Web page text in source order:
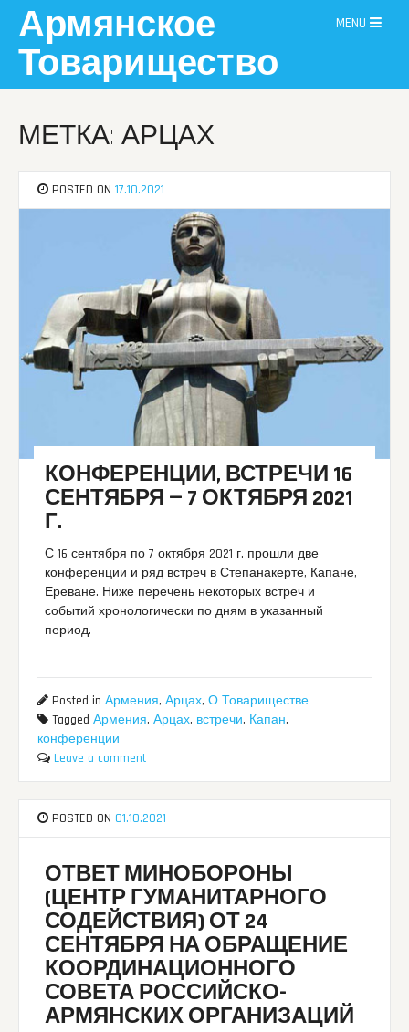
content
Армянское
Товарищество
MENU
МЕТКА: АРЦАХ
POSTED ON17.10.2021
КОНФЕРЕНЦИИ, ВСТРЕЧИ 16
СЕНТЯБРЯ — 7 ОКТЯБРЯ 2021
Г.
С 16 сентября по 7 октября 2021 г. прошли две
конференции и ряд встреч в Степанакерте, Капане,
Ереване. Ниже перечень некоторых встреч и
событий хронологически по дням в указанный
период.
Posted inАрмения,Арцах,О Товариществе
TaggedАрмения,Арцах, встречи, Капан,
конференции
Leave a comment
POSTED ON 01.10.2021
ОТВЕТ МИНОБОРОНЫ
(ЦЕНТР ГУМАНИТАРНОГО
СОДЕЙСТВИЯ) ОТ 24
СЕНТЯБРЯ НА ОБРАЩЕНИЕ
КООРДИНАЦИОННОГО
СОВЕТА РОССИЙСКО-
АРМЯНСКИХ ОРГАНИЗАЦИЙ